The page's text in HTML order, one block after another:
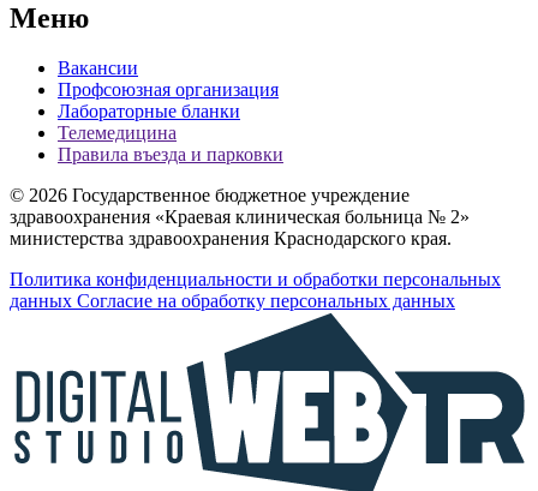
Меню
Вакансии
Профсоюзная организация
Лабораторные бланки
Телемедицина
Правила въезда и парковки
© 2026 Государственное бюджетное учреждение
здравоохранения «Краевая клиническая больница № 2»
министерства здравоохранения Краснодарского края.
Политика конфиденциальности и обработки персональных
данных Согласие на обработку персональных данных